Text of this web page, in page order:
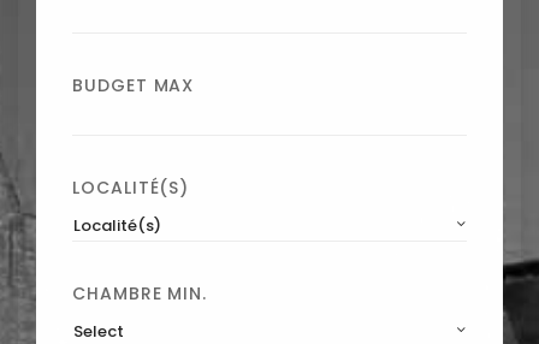
BUDGET MAX
LOCALITÉ(S)
Localité(s)
CHAMBRE MIN.
Select